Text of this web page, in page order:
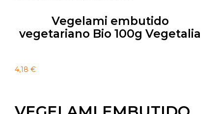
Vegelami embutido
vegetariano Bio 100g Vegetalia
4,18 €